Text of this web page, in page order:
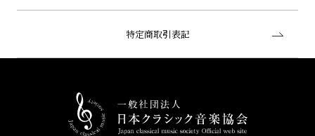
特定商取引表記